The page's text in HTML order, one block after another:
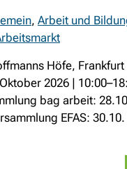
, Arbeit und
Höfe,
2026 |
bag arbeit:
EFAS: